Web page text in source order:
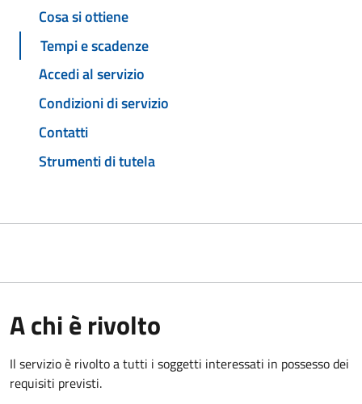
Cosa si ottiene
Tempi e scadenze
Accedi al servizio
Condizioni di servizio
Contatti
Strumenti di tutela
A chi è rivolto
Il servizio è rivolto a tutti i soggetti interessati in possesso dei
requisiti previsti.